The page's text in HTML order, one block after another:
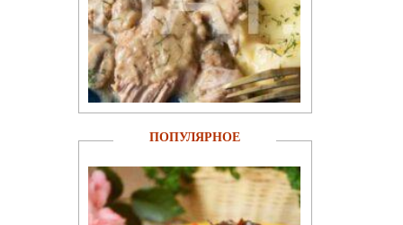
ПОПУЛЯРНОЕ